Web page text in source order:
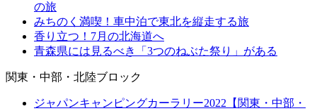
の旅
みちのく満喫！車中泊で東北を縦走する旅
香り立つ！7月の北海道へ
青森県には見るべき「3つのねぶた祭り」がある
関東・中部・北陸ブロック
ジャパンキャンピングカーラリー2022【関東・中部・